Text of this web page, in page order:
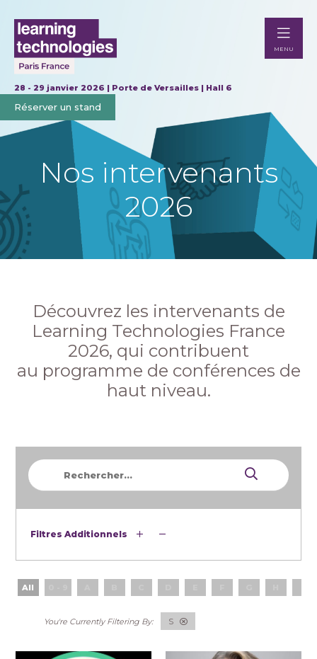
28 - 29 janvier 2026 | Porte de Versailles | Hall 6
Réserver un stand
MENU
Nos intervenants
2026
Découvrez les intervenants de
Learning Technologies France
2026, qui contribuent
au programme de conférences de
haut niveau.
Filtres Additionnels
All
S